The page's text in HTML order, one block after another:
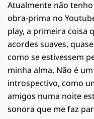
Atualmente não tenho
obra-prima no
play, a primeira coisa
acordes suaves,
como se estivessem
minha alma. Não é
introspectivo, como
amigos numa noite
sonora que me faz